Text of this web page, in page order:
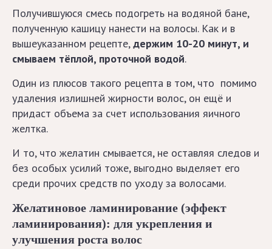
На
Новый
год
Прически
для
девочек
Прически
из
косичек
Прически
на
Получившуюся смесь подогреть на водяной бане,
полученную кашицу нанести на волосы. Как и в
вышеуказанном рецепте,держим 10-20 минут, и
смываем тёплой, проточной водой.
Один из плюсов такого рецепта в том, что помимо
удаления излишней жирности волос, он ещё и
придаст объема за счет использования яичного
желтка.
И то, что желатин смывается, не оставляя следов и
без особых усилий тоже, выгодно выделяет его
среди прочих средств по уходу за волосами.
Желатиновое ламинирование (эффект
ламинирования): для укрепления и
улучшения роста волос